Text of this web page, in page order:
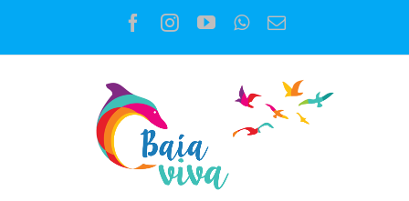
o
Facebook
Instagram
YouTubeWhatsApp
E-